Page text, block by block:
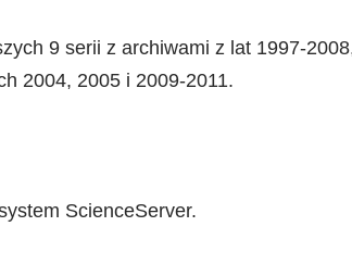
9 serii z archiwami z lat 1997-
2004, 2005 i 2009-2011.
ScienceServer.